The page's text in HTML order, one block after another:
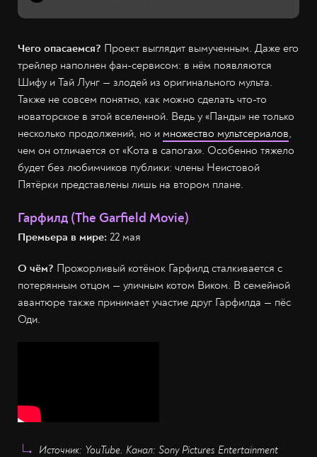
Чего опасаемся? Проект выглядит вымученным. Даже его
трейлер наполнен фан-сервисом: в нём появляются
Шифу и Тай Лунг — злодей из оригинального мульта.
Также не совсем понятно, как можно сделать что-то
новаторское в этой вселенной. Ведь у «Панды» не только
несколько продолжений, но и множество мультсериалов,
чем он отличается от «Кота в сапогах». Особенно тяжело
будет без любимчиков публики: члены Неистовой
Пятёрки представлены лишь на втором плане.
Гарфилд (The Garfield Movie)
Премьера в мире: 22 мая
О чём? Прожорливый котёнок Гарфилд сталкивается с
потерянным отцом — уличным котом Виком. В семейной
авантюре также принимает участие друг Гарфилда — пёс
Оди.
Источник: YouTube. Канал: Sony Pictures Entertainment